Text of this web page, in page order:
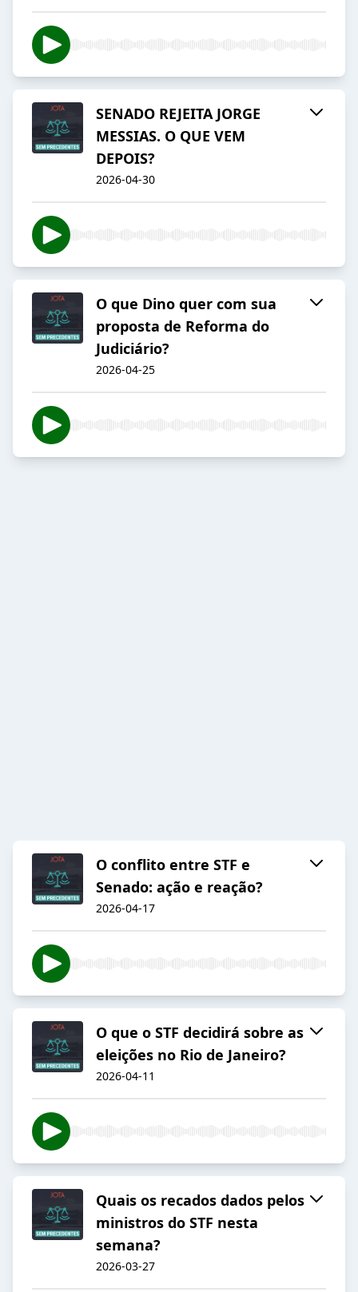
SENADO REJEITA JORGE
MESSIAS. O QUE VEM
DEPOIS?
2026-04-30
O que Dino quer com sua
proposta de Reforma do
Judiciário?
2026-04-25
O conflito entre STF e
Senado: ação e reação?
2026-04-17
O que o STF decidirá sobre as
eleições no Rio de Janeiro?
2026-04-11
Quais os recados dados pelos
ministros do STF nesta
semana?
2026-03-27